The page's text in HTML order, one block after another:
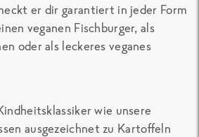
er dir garantiert in jeder Form
veganen Fischburger, als
oder als leckeres veganes
wie unsere
ausgezeichnet zu Kartoffeln